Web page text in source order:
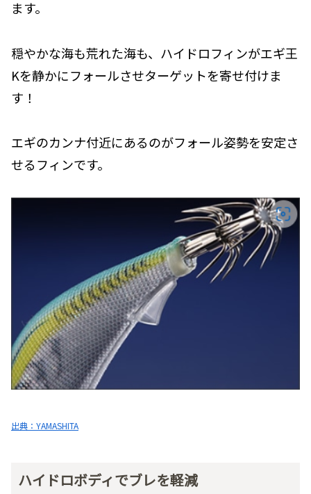
ます。
穏やかな海も荒れた海も、ハイドロフィンがエギ王
Kを静かにフォールさせターゲットを寄せ付けま
す！
エギのカンナ付近にあるのがフォール姿勢を安定さ
せるフィンです。
出典：YAMASHITA
ハイドロボディでブレを軽減